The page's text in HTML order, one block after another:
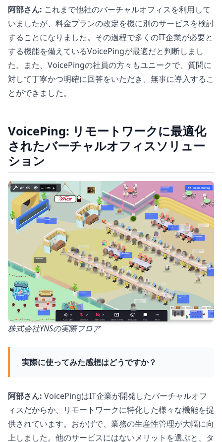
阿部さん: これまで他社のバーチャルオフィスを利用して
いましたが、料金プランの改定を機に別のサービスを検討
することになりました。その過程で多くのIT企業が必要と
する機能を備えているVoicePingが最適だと判断しまし
た。また、VoicePingの社員の方々もユニークで、質問に
対して丁寧かつ明確に回答をいただき、無事に導入するこ
とができました。
VoicePing: リモートワークに最適化
されたバーチャルオフィスソリュー
ション
株式会社YNSの実際フロア
実際に使ってみた感想はどうですか？
阿部さん: VoicePingはIT企業が開発したバーチャルオフ
ィスだからか、リモートワークに特化した様々な機能を提
供されています。おかげで、業務の生産性管理が大幅に向
上しました。他のサービスにはないメリットを選ぶと、タ